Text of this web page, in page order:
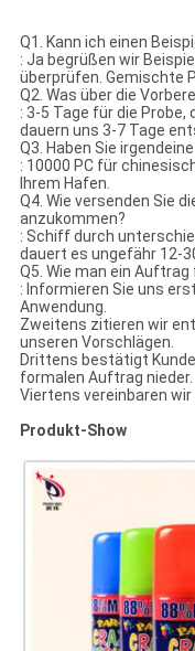
Q1. Kann ich einen
: Ja begrüßen wir
überprüfen. Gemischte
Q2. Was über die
: 3-5 Tage für die
dauern uns 3-7 Tage
Q3. Haben Sie
: 10000 PC für
Ihrem Hafen.
Q4. Wie versenden Sie
anzukommen?
: Schiff durch
dauert es ungefähr 12-
Q5. Wie man ein
: Informieren Sie uns
Anwendung.
Zweitens zitieren wir
unseren Vorschlägen.
Drittens bestätigt
formalen Auftrag nieder.
Viertens vereinbaren wir
Produkt-Show